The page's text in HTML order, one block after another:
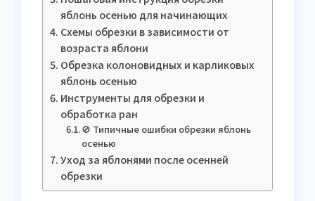
яблонь осенью для начинающих
Схемы обрезки в зависимости от
возраста яблони
Обрезка колоновидных и карликовых
яблонь осенью
Инструменты для обрезки и
обработка ран
🚫 Типичные ошибки обрезки яблонь
осенью
Уход за яблонями после осенней
обрезки